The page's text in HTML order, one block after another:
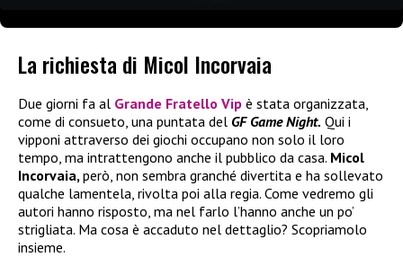
La richiesta di Micol Incorvaia
Due giorni fa al Grande Fratello Vip è stata organizzata,
come di consueto, una puntata del GF Game Night. Qui i
vipponi attraverso dei giochi occupano non solo il loro
tempo, ma intrattengono anche il pubblico da casa. Micol
Incorvaia,però, non sembra granché divertita e ha sollevato
qualche lamentela, rivolta poi alla regia. Come vedremo gli
autori hanno risposto, ma nel farlo l’hanno anche un po’
strigliata. Ma cosa è accaduto nel dettaglio? Scopriamolo
insieme.